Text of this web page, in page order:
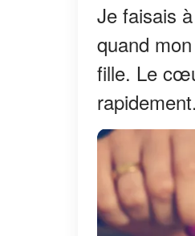
Je faisais
quand
fille. Le
rapidement.